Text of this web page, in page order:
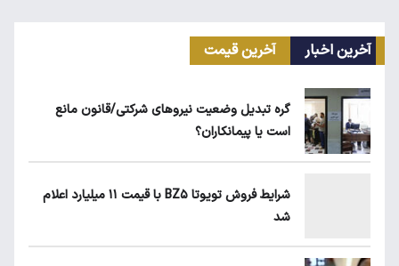
اجاره آپارتمان در گران‌ترین مناطق تهران چقدر
بلاگرهای پردرآمد مشمول مالیات هستند
ماجرای محدودیت گوشت برزیلی در اروپا
آخرین اخبار آخرین قیمت
گره تبدیل وضعیت نیروهای شرکتی/قانون مانع
است یا پیمانکاران؟
شرایط فروش تویوتا BZ۵ با قیمت ۱۱ میلیارد اعلام
شد